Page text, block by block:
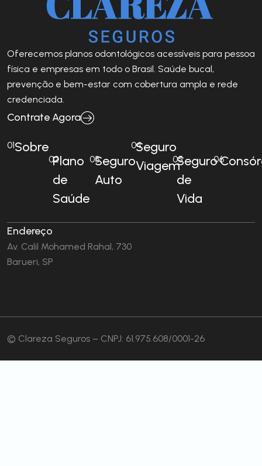
Oferecemos planos odontológicos acessíveis para pessoa
física e empresas em todo o Brasil. Saúde bucal,
prevenção e bem-estar com cobertura ampla e rede
credenciada.
Contrate Agora
01Sobre
02Plano
de
Saúde
03Seguro
Auto
04Seguro
Viagem
05Seguro
de
Vida
06
Endereço
Av. Calil Mohamed Rahal, 730
Barueri, SP
© Clareza Seguros – CNPJ: 61.975.608/0001-26